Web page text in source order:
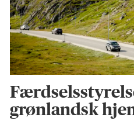
grønlandsk